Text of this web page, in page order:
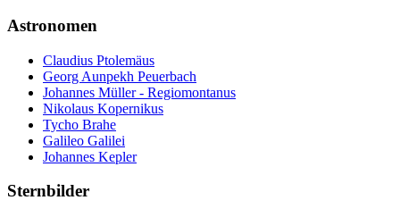
Astronomen
Claudius Ptolemäus
Georg Aunpekh Peuerbach
Johannes Müller - Regiomontanus
Nikolaus Kopernikus
Tycho Brahe
Galileo Galilei
Johannes Kepler
Sternbilder